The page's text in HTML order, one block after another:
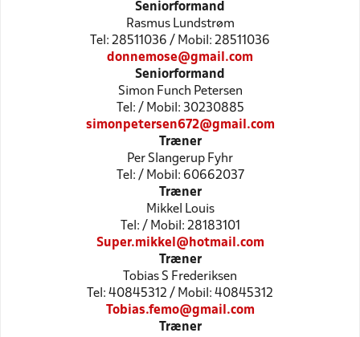
Seniorformand
Rasmus Lundstrøm
Tel: 28511036 / Mobil: 28511036
donnemose@gmail.com
Seniorformand
Simon Funch Petersen
Tel: / Mobil: 30230885
simonpetersen672@gmail.com
Træner
Per Slangerup Fyhr
Tel: / Mobil: 60662037
Træner
Mikkel Louis
Tel: / Mobil: 28183101
Super.mikkel@hotmail.com
Træner
Tobias S Frederiksen
Tel: 40845312 / Mobil: 40845312
Tobias.femo@gmail.com
Træner